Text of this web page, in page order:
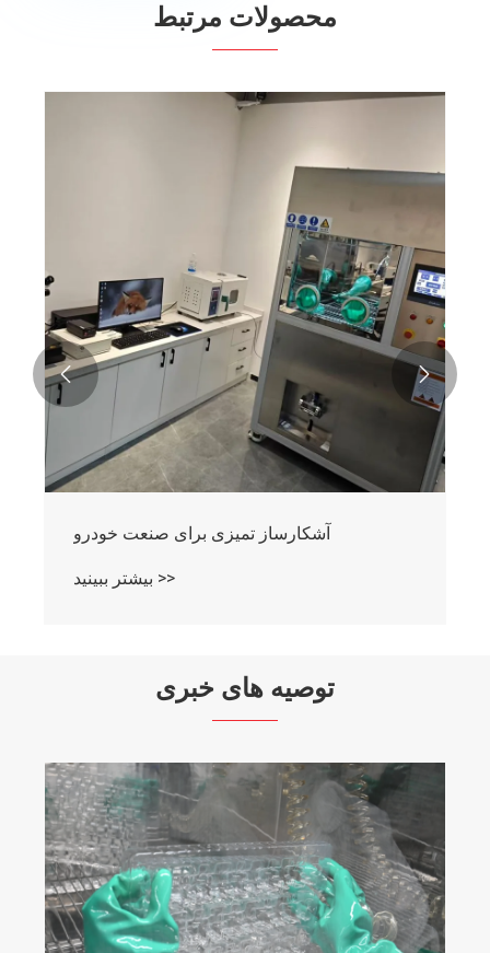
محصولات مرتبط
آشکارساز تمیزی برای صنعت خودرو
بیشتر ببینید >>
 
توصیه های خبری
چرا ابزار تشخیص تمیزی برای تولید مدرن
ضروری است؟
بیشتر ببینید >>